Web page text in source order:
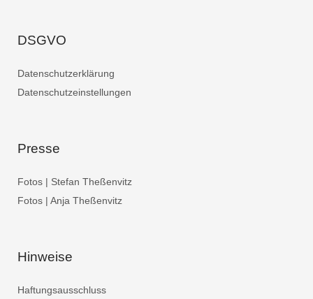
DSGVO
Datenschutzerklärung
Datenschutzeinstellungen
Presse
Fotos | Stefan Theßenvitz
Fotos | Anja Theßenvitz
Hinweise
Haftungsausschluss